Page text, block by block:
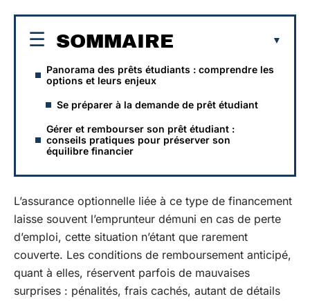
SOMMAIRE
Panorama des prêts étudiants : comprendre les
options et leurs enjeux
Se préparer à la demande de prêt étudiant
Gérer et rembourser son prêt étudiant :
conseils pratiques pour préserver son
équilibre financier
L’assurance optionnelle liée à ce type de financement
laisse souvent l’emprunteur démuni en cas de perte
d’emploi, cette situation n’étant que rarement
couverte. Les conditions de remboursement anticipé,
quant à elles, réservent parfois de mauvaises
surprises : pénalités, frais cachés, autant de détails